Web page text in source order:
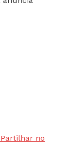
Partilhar no